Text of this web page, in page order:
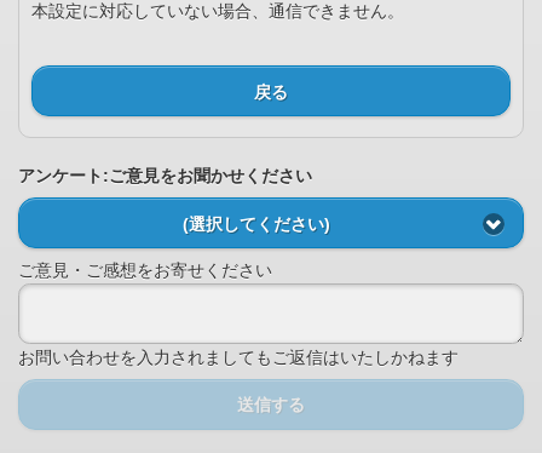
本設定に対応していない場合、通信できません。
戻る
アンケート:ご意見をお聞かせください
(選択してください)
ご意見・ご感想をお寄せください
お問い合わせを入力されましてもご返信はいたしかねます
送信する